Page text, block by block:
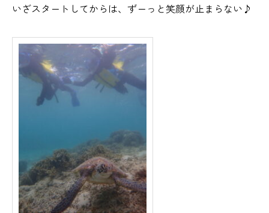
いざスタートしてからは、ずーっと笑顔が止まらない♪